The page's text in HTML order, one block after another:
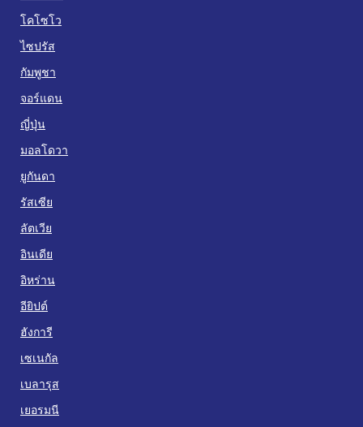
โคโซโว
ไซปรัส
กัมพูชา
จอร์แดน
ญี่ปุ่น
มอลโดวา
ยูกันดา
รัสเซีย
ลัตเวีย
อินเดีย
อิหร่าน
อียิปต์
ฮังการี
เซเนกัล
เบลารุส
เยอรมนี